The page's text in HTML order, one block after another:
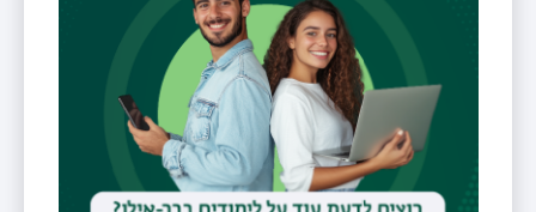
סטודנטיות וסטודנטים, חוקרות
וחוקרים, במטרה להבין טוב יותר את
ההזדמנויות והאתגרים שיוצרות
טכנולוגיות דיגיטליות חדשות עבור
יחידים, קהילות וחברה. כהוקרה על
תרומתי המחקרית זכיתי בשנת 2026
בפרס החוקרת המצטיינת של
אוניברסיטת בר-אילן.